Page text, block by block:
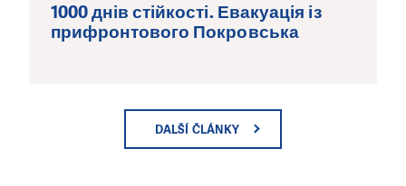
1000 днів стійкості. Евакуація із
прифронтового Покровська
DALŠÍ ČLÁNKY